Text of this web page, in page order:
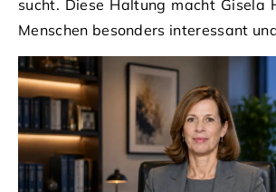
sucht. Diese Haltung macht Gisela
Menschen besonders interessant